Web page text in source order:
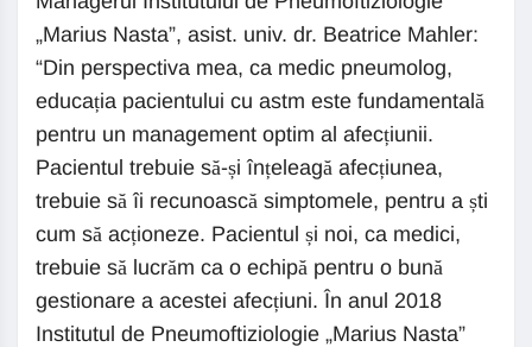
„Marius Nasta”, asist. univ. dr. Beatrice Mahler:
“Din perspectiva mea, ca medic pneumolog,
educația pacientului cu astm este fundamentală
pentru un management optim al afecțiunii.
Pacientul trebuie să-și înțeleagă afecțiunea,
trebuie să îi recunoască simptomele, pentru a ști
cum să acționeze. Pacientul și noi, ca medici,
trebuie să lucrăm ca o echipă pentru o bună
gestionare a acestei afecțiuni. În anul 2018
Institutul de Pneumoftiziologie „Marius Nasta”